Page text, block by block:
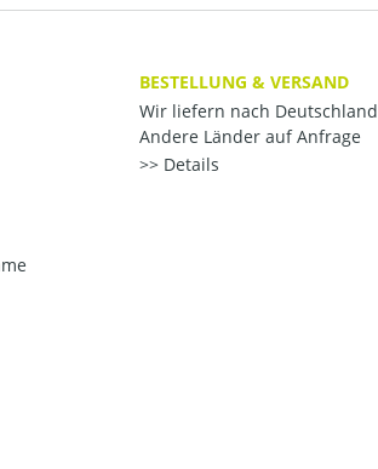
BESTELLUNG & VERSAND
Wir liefern nach Deutschland
Andere Länder auf Anfrage
Details